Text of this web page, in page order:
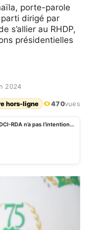
porte-parole
dirigé par
s’allier au RHDP,
présidentielles
2024
hors-ligne 470vues
Côte d’Ivoire : « Le PDCI-RDA n’a pas l’intention de s’allier au RHDP », Bredoumy Kouassi Soumaà¯la